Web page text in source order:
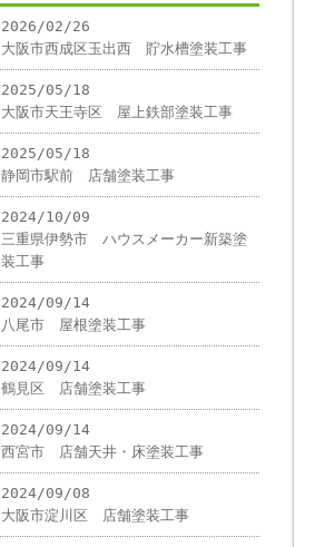
2026/02/26
大阪市西成区玉出西 貯水槽塗装工事
2025/05/18
大阪市天王寺区 屋上鉄部塗装工事
2025/05/18
静岡市駅前 店舗塗装工事
2024/10/09
三重県伊勢市 ハウスメーカー新築塗
装工事
2024/09/14
八尾市 屋根塗装工事
2024/09/14
鶴見区 店舗塗装工事
2024/09/14
西宮市 店舗天井・床塗装工事
2024/09/08
大阪市淀川区 店舗塗装工事